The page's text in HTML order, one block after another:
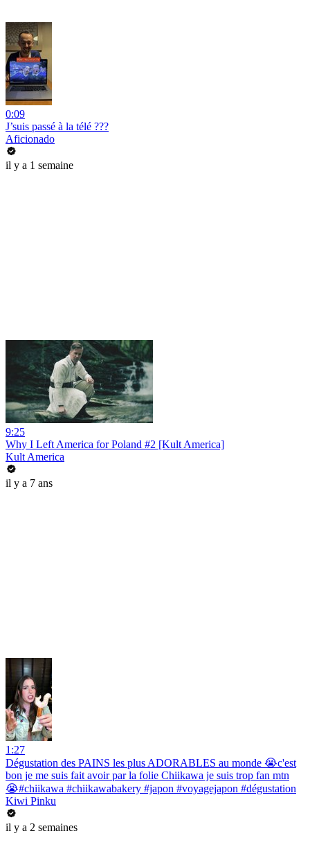
0:09
J’suis passé à la télé ???
Aficionado
il y a 1 semaine
9:25
Why I Left America for Poland #2 [Kult America]
Kult America
il y a 7 ans
1:27
Dégustation des PAINS les plus ADORABLES au monde 😭c'est
bon je me suis fait avoir par la folie Chiikawa je suis trop fan mtn
😭#chiikawa #chiikawabakery #japon #voyagejapon #dégustation
Kiwi Pinku
il y a 2 semaines